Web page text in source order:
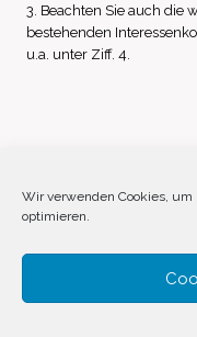
Wir verwenden Cookies,
optimieren.
3. Beachten Sie auch die
bestehenden
u.a. unter Ziff. 4.
Impressum